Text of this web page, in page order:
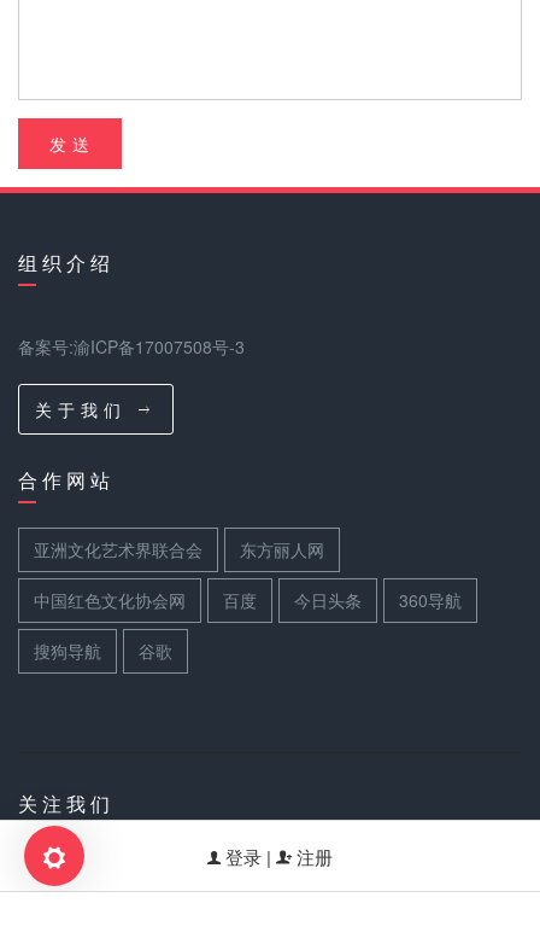
发 送
登录 | 注册
组 织 介 绍
备案号:渝ICP备17007508号-3
关 于 我 们
合 作 网 站
亚洲文化艺术界联合会 东方丽人网
中国红色文化协会网 百度 今日头条 360导航
搜狗导航 谷歌
关 注 我 们
扫码关注世界文联官方公众号